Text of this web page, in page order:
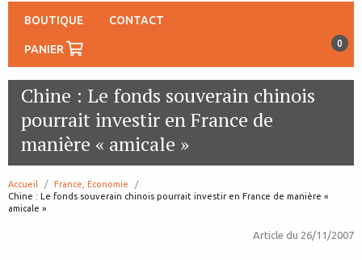
BOUTIQUE CONTACT
PANIER 0
Chine : Le fonds souverain chinois
pourrait investir en France de
manière « amicale »
Accueil
France, Economie
page:
Chine : Le fonds souverain chinois pourrait investir en France de manière «
amicale »
Article du 26/11/2007